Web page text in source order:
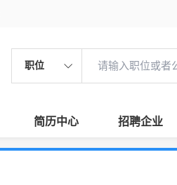
职位
简历中心 招聘企业